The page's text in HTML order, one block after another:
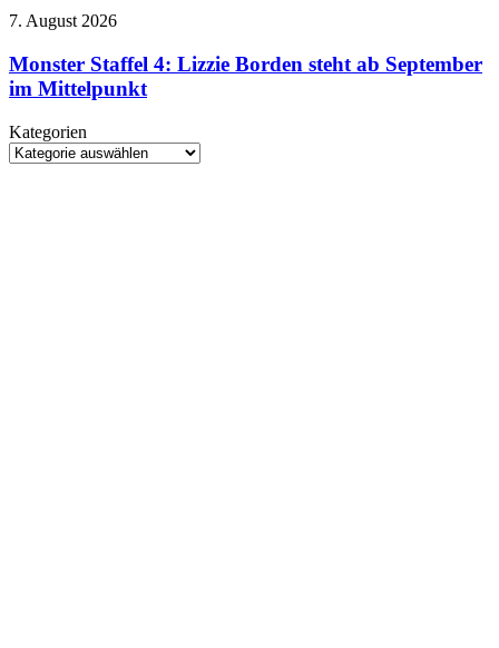
ins
Monster
4:
Lizzie
Borden
ab
September
7. August 2026
Monster Staffel 4: Lizzie Borden steht ab September
im Mittelpunkt
Kategorien
Kategorien